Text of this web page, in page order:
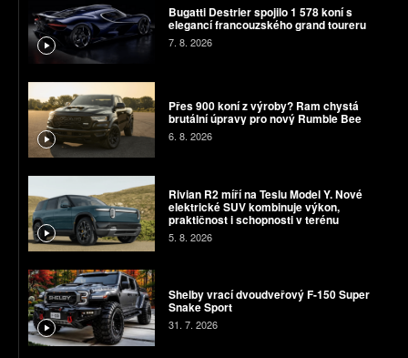
Bugatti Destrier spojilo 1 578 koní s
elegancí francouzského grand toureru
7. 8. 2026
Přes 900 koní z výroby? Ram chystá
brutální úpravy pro nový Rumble Bee
6. 8. 2026
Rivian R2 míří na Teslu Model Y. Nové
elektrické SUV kombinuje výkon,
praktičnost i schopnosti v terénu
5. 8. 2026
Shelby vrací dvoudveřový F-150 Super
Snake Sport
31. 7. 2026